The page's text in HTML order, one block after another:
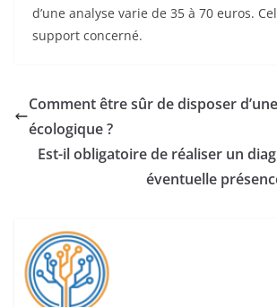
d’une analyse varie de 35 à 70 euros.
support concerné.
Comment être sûr de disposer
écologique ?
Est-il obligatoire de réaliser un
éventuelle